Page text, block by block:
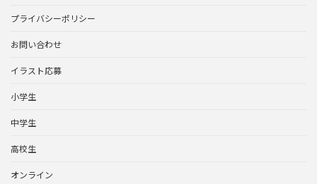
プライバシーポリシー
お問い合わせ
イラスト応募
小学生
中学生
高校生
オンライン